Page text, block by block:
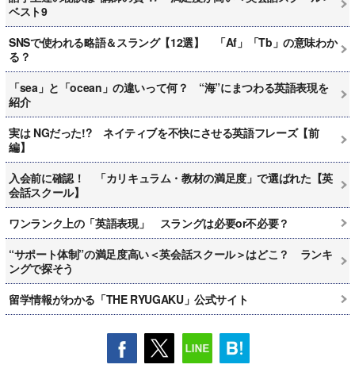
ベスト9
SNSで使われる略語＆スラング【12選】 「Af」「Tb」の意味わか
る？
「sea」と「ocean」の違いって何？ “海”にまつわる英語表現を
紹介
実は NGだった!? ネイティブを不快にさせる英語フレーズ【前
編】
入会前に確認！ 「カリキュラム・教材の満足度」で選ばれた【英
会話スクール】
ワンランク上の「英語表現」 スラングは必要or不必要？
“サポート体制”の満足度高い＜英会話スクール＞はどこ？ ランキ
ングで探そう
留学情報がわかる「THE RYUGAKU」公式サイト